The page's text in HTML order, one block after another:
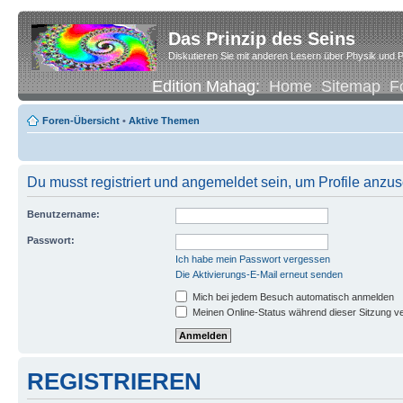
Das Prinzip des Seins
Diskutieren Sie mit anderen Lesern über Physik und
Edition Mahag:Home Sitemap
Foren-Übersicht • Aktive Themen
Du musst registriert und angemeldet sein, um Profile
Benutzername:
Passwort:
Ich habe mein Passwort vergessen
Die Aktivierungs-E-Mail erneut senden
Mich bei jedem Besuch automatisch anmelden
Meinen Online-Status während dieser Sitzung
REGISTRIEREN